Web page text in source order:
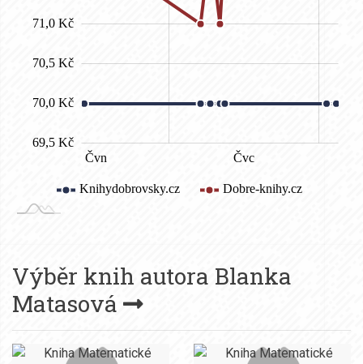
Výběr knih autora Blanka
Matasová